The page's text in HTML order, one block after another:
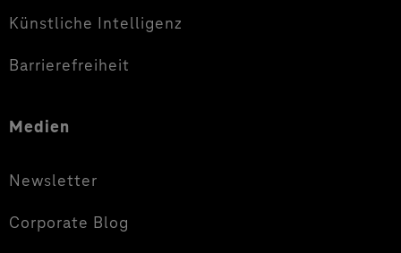
Künstliche Intelligenz
Barrierefreiheit
Medien
Newsletter
Corporate Blog